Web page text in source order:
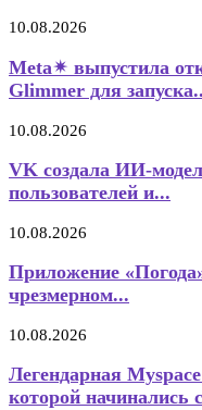
10.08.2026
Meta✴ выпустила
Glimmer для
10.08.2026
VK создала ИИ-
пользователей и...
10.08.2026
Приложение
чрезмерном...
10.08.2026
Легендарная
которой начинались